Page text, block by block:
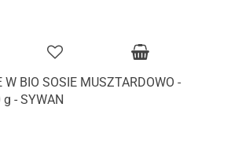
W BIO SOSIE MUSZTARDOWO -
- SYWAN